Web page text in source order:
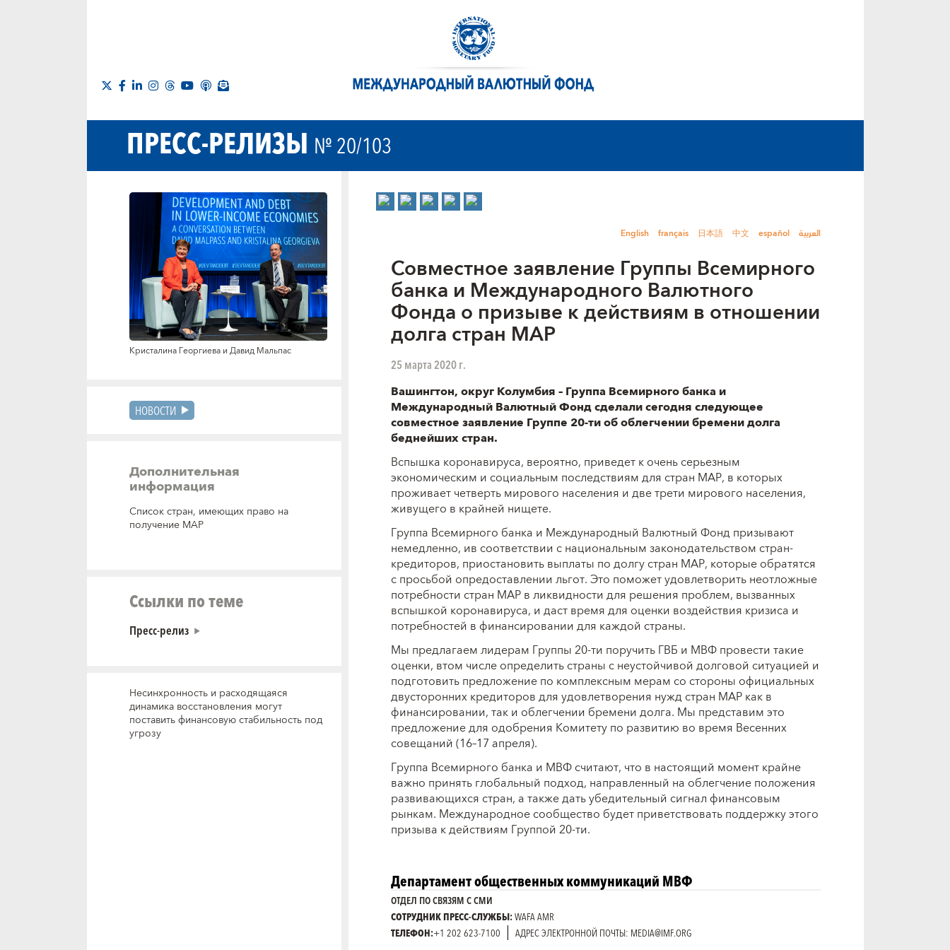
ПРЕСС-РЕЛИЗЫ № 20/103
Кристалина Георгиева и Давид Мальпас
НОВОСТИ
Дополнительная
информация
Список стран, имеющих право на
получение МАР
Ссылки по теме
Пресс-релиз
Несинхронность и расходящаяся
динамика восстановления могут
поставить финансовую стабильность под
угрозу
English français 日本語 中文 español العربية
Совместное заявление Группы Всемирного
банка и Международного Валютного
Фонда о призыве к действиям в отношении
долга стран МАР
25 марта 2020 г.
Вашингтон, округ Колумбия–Группа Всемирного банка и
Международный Валютный Фонд сделали сегодня следующее
совместное заявление Группе 20-ти об облегчении бремени долга
беднейших стран.
Вспышка коронавируса, вероятно, приведет к очень серьезным
экономическим и социальным последствиям для стран МАР, в которых
проживает четверть мирового населения и две трети мирового населения,
живущего в крайней нищете.
Группа Всемирного банка и Международный Валютный Фонд призывают
немедленно, ив соответствии с национальным законодательством стран-
кредиторов, приостановить выплаты по долгу стран МАР, которые обратятся
с просьбой опредоставлении льгот. Это поможет удовлетворить неотложные
потребности стран МАР в ликвидности для решения проблем, вызванных
вспышкой коронавируса, и даст время для оценки воздействия кризиса и
потребностей в финансировании для каждой страны.
Мы предлагаем лидерам Группы 20-ти поручить ГВБ и МВФ провести такие
оценки, втом числе определить страны с неустойчивой долговой ситуацией и
подготовить предложение по комплексным мерам со стороны официальных
двусторонних кредиторов для удовлетворения нужд стран МАР как в
финансировании, так и облегчении бремени долга. Мы представим это
предложение для одобрения Комитету по развитию во время Весенних
совещаний (16–17 апреля).
Группа Всемирного банка и МВФ считают, что в настоящий момент крайне
важно принять глобальный подход, направленный на облегчение положения
развивающихся стран, а также дать убедительный сигнал финансовым
рынкам. Международное сообщество будет приветствовать поддержку этого
призыва к действиям Группой 20-ти.
Департамент общественных коммуникаций МВФ
ОТДЕЛ ПО СВЯЗЯМ С СМИ
СОТРУДНИК ПРЕСС-СЛУЖБЫ:WAFA AMR
ТЕЛЕФОН:+1 202 623-7100 АДРЕС ЭЛЕКТРОННОЙ ПОЧТЫ: MEDIA@IMF.ORG